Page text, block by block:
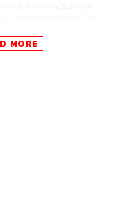
กสิกรไทย, ธนาคารทหารไทย
เข้าให้ข้อมูลและชี้แจงข้อสงสัย
MORE